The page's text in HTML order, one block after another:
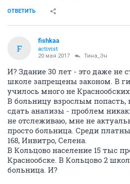
ОТВЕТИТЬ
F
fishkaa
activist
20 мая 2017 Тина_Эн
И? Здание 30 лет - это даже не
школе запрещены законом. В
училось много не
В больницу взрослым
сдать анализы - проблем
не отслеживаю, мне не
просто больница. Среди
168, Инвитро, Селена.
В Кольцово население 15 тыс
Краснообске. В Кольцово 2
больница. И?